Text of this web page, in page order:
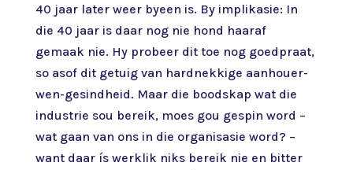
40 jaar later weer byeen is. By implikasie: In
die 40 jaar is daar nog nie hond haaraf
gemaak nie. Hy probeer dit toe nog goedpraat,
so asof dit getuig van hardnekkige aanhouer-
wen-gesindheid. Maar die boodskap wat die
industrie sou bereik, moes gou gespin word –
wat gaan van ons in die organisasie word? –
want daar ís werklik niks bereik nie en bitter